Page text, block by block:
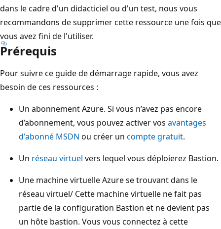
dans le cadre d'un didacticiel ou d'un test, nous vous
recommandons de supprimer cette ressource une fois que
vous avez fini de l'utiliser.
Prérequis
Pour suivre ce guide de démarrage rapide, vous avez
besoin de ces ressources :
Un abonnement Azure. Si vous n’avez pas encore
d’abonnement, vous pouvez activer vos avantages
d'abonné MSDN ou créer un compte gratuit.
Un réseau virtuel vers lequel vous déploierez Bastion.
Une machine virtuelle Azure se trouvant dans le
réseau virtuel/ Cette machine virtuelle ne fait pas
partie de la configuration Bastion et ne devient pas
un hôte bastion. Vous vous connectez à cette